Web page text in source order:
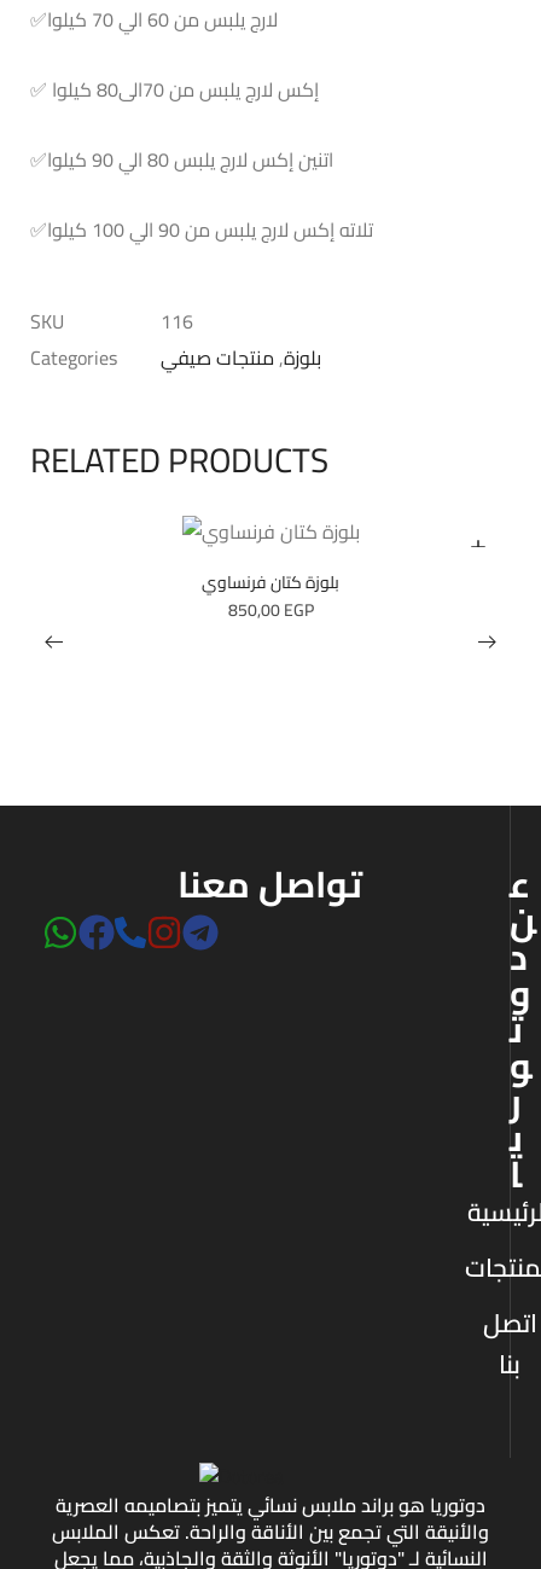
لارج يلبس من 60 الي 70 كيلوا
✅
إكس لارج يلبس من 70الى80 كيلوا
✅
اتنين إكس لارج يلبس 80 الي 90 كيلوا
✅
تلاته إكس لارج يلبس من 90 الي 100 كيلوا
✅
SKU
116
Categories
بلوزة,منتجات صيفي
RELATED PRODUCTS
بلوزة كتان فرنساوي
850,00EGP
تواصل معنا ع
ن
د
و
ت
و
ر
ي
ا
اتصل
بنا
دوتوريا هو براند ملابس نسائي يتميز بتصاميمه العصرية
والأنيقة التي تجمع بين الأناقة والراحة. تعكس الملابس
النسائية لـ "دوتوريا" الأنوثة والثقة والجاذبية، مما يجعل